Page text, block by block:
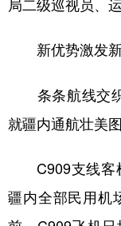
新优势激发新
条条航线交织
就疆内通航壮美图
C909支线客
疆内全部民用机